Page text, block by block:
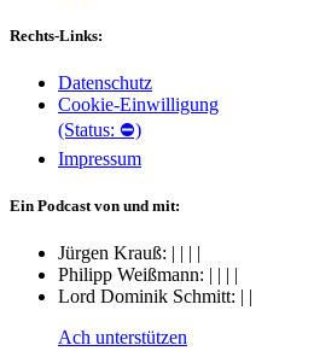
Rechts-Links:
Datenschutz
Cookie-Einwilligung
(Status: ⛔)
Impressum
Ein Podcast von und mit:
Jürgen Krauß: | | | |
Philipp Weißmann: | | | |
Lord Dominik Schmitt: | |
Ach unterstützen